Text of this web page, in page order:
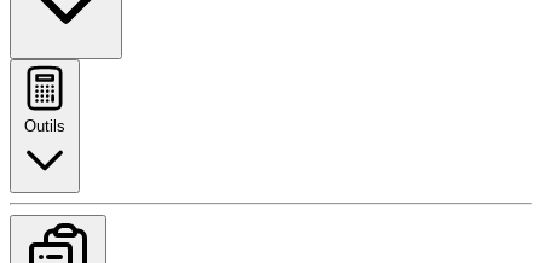
Outils